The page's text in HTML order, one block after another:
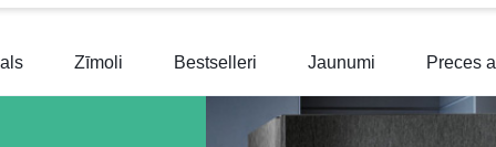
Zīmoli Bestselleri Jaunumi Preces